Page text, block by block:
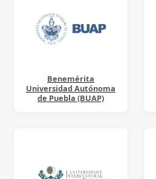
Benemérita
Universidad Autónoma
de Puebla (BUAP)